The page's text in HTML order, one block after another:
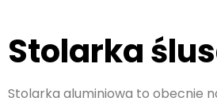
Stolarka
Stolarka aluminiowa to obecnie